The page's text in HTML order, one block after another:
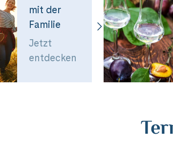
mit der
Familie
Jetzt
entdecken